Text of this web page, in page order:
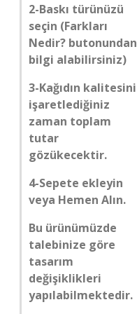
2-Baskı türünüzü
seçin (Farkları
Nedir? butonundan
bilgi alabilirsiniz)
3-Kağıdın kalitesini
işaretlediğiniz
zaman toplam
tutar
gözükecektir.
4-Sepete ekleyin
veya Hemen Alın.
Bu ürünümüzde
talebinize göre
tasarım
değişiklikleri
yapılabilmektedir.